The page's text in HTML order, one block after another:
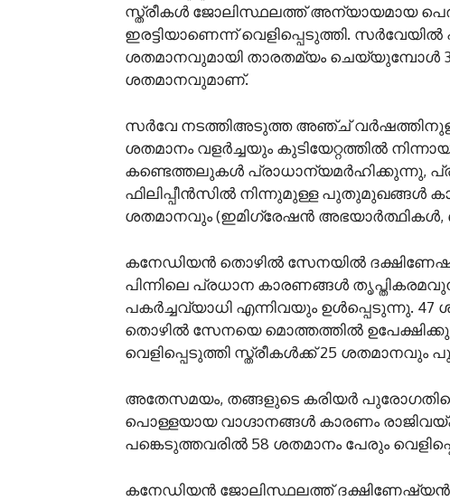
സ്ത്രീകൾ ജോലിസ്ഥലത്ത് അന്യായമായ
ഇരട്ടിയാണെന്ന് വെളിപ്പെടുത്തി.
ശതമാനവുമായി താരതമ്യം ചെയ്യുമ്പോൾ
ശതമാനവുമാണ്.
സർവേ നടത്തിഅടുത്ത അഞ്ച്
ശതമാനം വളർച്ചയും കുടിയേറ്റത്തിൽ
കണ്ടെത്തലുകൾ പ്രാധാന്യമർഹിക്കുന്നു,
ഫിലിപ്പീൻസിൽ നിന്നുമുള്ള പുതുമുഖങ്ങൾ
ശതമാനവും (ഇമിഗ്രേഷൻ അഭയാർത്ഥികൾ,
കനേഡിയൻ തൊഴിൽ സേനയിൽ
പിന്നിലെ പ്രധാന കാരണങ്ങൾ
പകർച്ചവ്യാധി എന്നിവയും ഉൾപ്പെടുന്നു.
തൊഴിൽ സേനയെ മൊത്തത്തിൽ
വെളിപ്പെടുത്തി സ്ത്രീകൾക്ക് 25 ശതമാനവും
അതേസമയം, തങ്ങളുടെ കരിയർ
പൊള്ളയായ വാഗ്ദാനങ്ങൾ കാരണം
പങ്കെടുത്തവരിൽ 58 ശതമാനം പേരും
കനേഡിയൻ ജോലിസ്ഥലത്ത് ദക്ഷിണേഷ്യൻ